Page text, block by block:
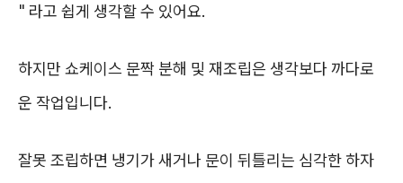
" 라고 쉽게 생각할 수 있어요.
하지만 쇼케이스 문짝 분해 및 재조립은 생각보다 까다로
운 작업입니다.
잘못 조립하면 냉기가 새거나 문이 뒤틀리는 심각한 하자